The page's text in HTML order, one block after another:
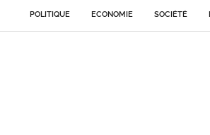
POLITIQUE ECONOMIE SOCIÉTÉ